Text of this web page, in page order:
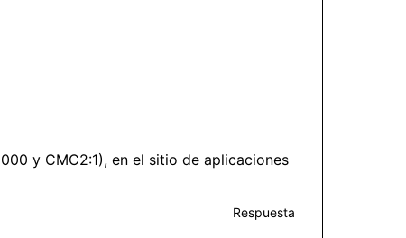
y CMC2:1), en el sitio de aplicaciones
Respuesta